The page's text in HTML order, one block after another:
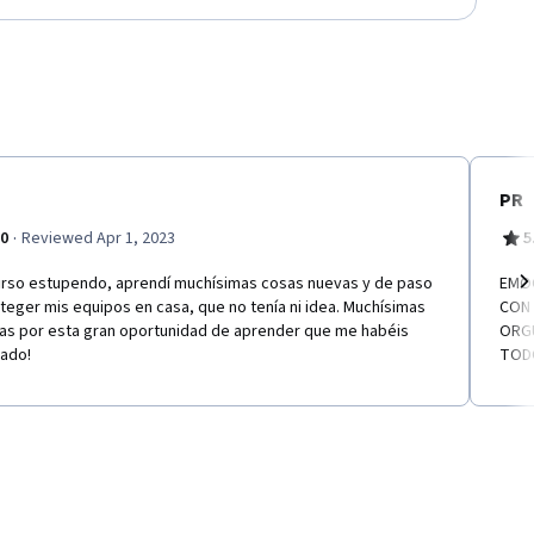
· Reviewed Apr 1, 2023
estupendo, aprendí muchísimas cosas nuevas y de paso
mis equipos en casa, que no tenía ni idea. Muchísimas
por esta gran oportunidad de aprender que me habéis
PR